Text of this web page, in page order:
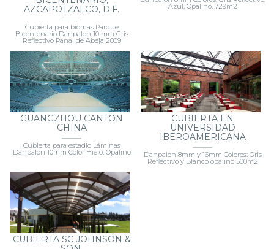
BIOMAS EN EL PARQUE
BICENTENARIO,
AZCAPOTZALCO, D.F.
Cubierta para biomas Parque
Bicentenario Danpalon 10 mm Gris
Reflectivo Panal de Abeja 2009
GUANGZHOU CANTON
CHINA
CUBIERTA EN
UNIVERSIDAD
IBEROAMERICANA